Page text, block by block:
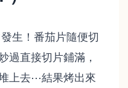
生！番茄片隨便切
過直接切片鋪滿，
上去⋯結果烤出來